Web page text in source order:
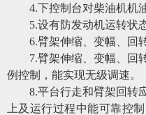
4.下控制台对柴油机机
5.设有防发动机运转状
6.臂架伸缩、变幅、回
7.臂架伸缩、变幅、回
例控制，能实现无级调速。
8.平台行走和臂架回转
上及运行过程中能可靠控